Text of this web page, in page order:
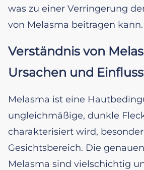
was zu einer Verringerung
von Melasma beitragen kann.
Verständnis von
Ursachen und
Melasma ist eine
ungleichmäßige, dunkle
charakterisiert wird,
Gesichtsbereich. Die
Melasma sind vielschichtig